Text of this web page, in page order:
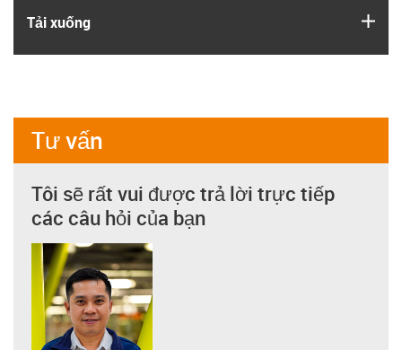
Tải xuống
Tư vấn
Tôi sẽ rất vui được trả lời trực tiếp
các câu hỏi của bạn